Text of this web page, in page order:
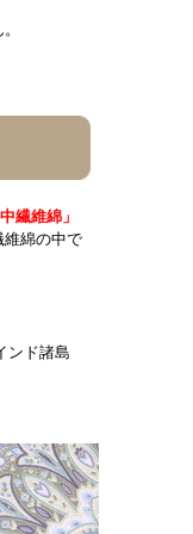
繊維綿」
維綿の中で
ンド諸島